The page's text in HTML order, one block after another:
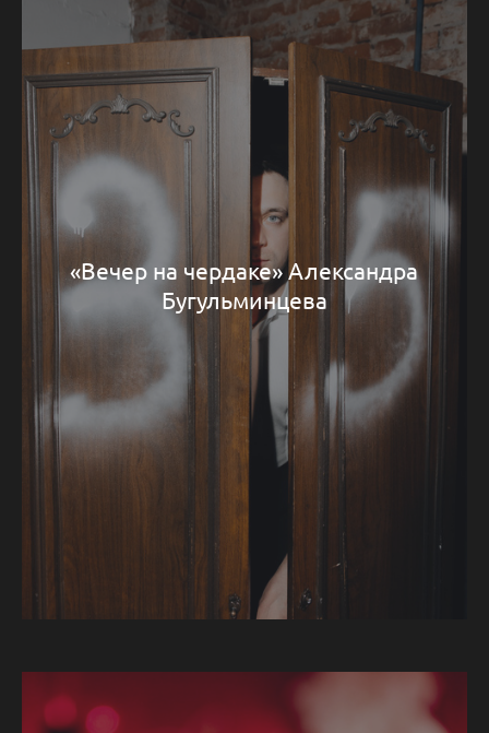
«Вечер на чердаке» Александра
Бугульминцева